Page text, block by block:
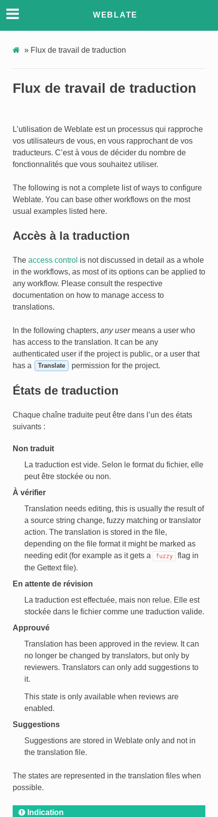
WEBLATE
» Flux de travail de traduction
Flux de travail de traduction
L’utilisation de Weblate est un processus qui rapproche
vos utilisateurs de vous, en vous rapprochant de vos
traducteurs. C’est à vous de décider du nombre de
fonctionnalités que vous souhaitez utiliser.
The following is not a complete list of ways to configure
Weblate. You can base other workflows on the most
usual examples listed here.
Accès à la traduction
The access control is not discussed in detail as a whole
in the workflows, as most of its options can be applied to
any workflow. Please consult the respective
documentation on how to manage access to
translations.
In the following chapters, any usermeans a user who
has access to the translation. It can be any
authenticated user if the project is public, or a user that
has a
Translate permission for the project.
États de traduction
Chaque chaîne traduite peut être dans l’un des états
suivants :
Non traduit
La traduction est vide. Selon le format du fichier, elle
peut être stockée ou non.
À vérifier
Translation needs editing, this is usually the result of
a source string change, fuzzy matching or translator
action. The translation is stored in the file,
depending on the file format it might be marked as
needing edit (for example as it gets a
fuzzy
flag in
the Gettext file).
En attente de révision
La traduction est effectuée, mais non relue. Elle est
stockée dans le fichier comme une traduction valide.
Approuvé
Translation has been approved in the review. It can
no longer be changed by translators, but only by
reviewers. Translators can only add suggestions to
it.
This state is only available when reviews are
enabled.
Suggestions
Suggestions are stored in Weblate only and not in
the translation file.
The states are represented in the translation files when
possible.
Indication